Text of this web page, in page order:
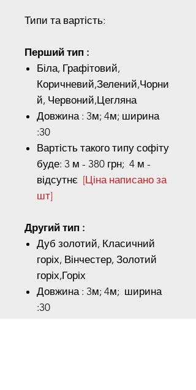
Типи та вартість:
Перший тип :
Біла, Графітовий,
Коричневий,Зелений,Чорни
й, Червоний,Цегляна
Довжина : 3м; 4м; ширина
:30
Вартість такого типу софіту
буде: 3 м - 380 грн; 4 м -
відсутнє [Ціна написано за
шт]
Другий тип :
Дуб золотий, Класичний
горіх, Вінчестер, Золотий
горіх,Горіх
Довжина : 3м; 4м; ширина
:30